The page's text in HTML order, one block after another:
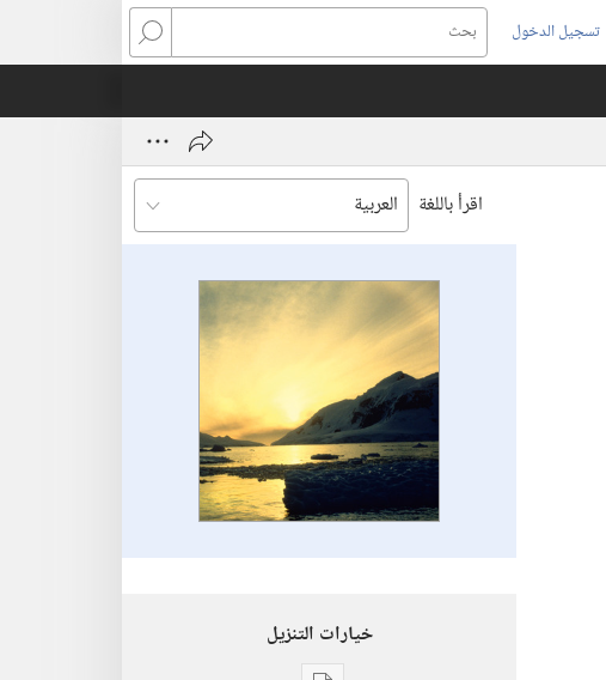
تسجيل الدخول
(يفتح
نافذة
بحث
اقرأ باللغة
خيارات التنزيل